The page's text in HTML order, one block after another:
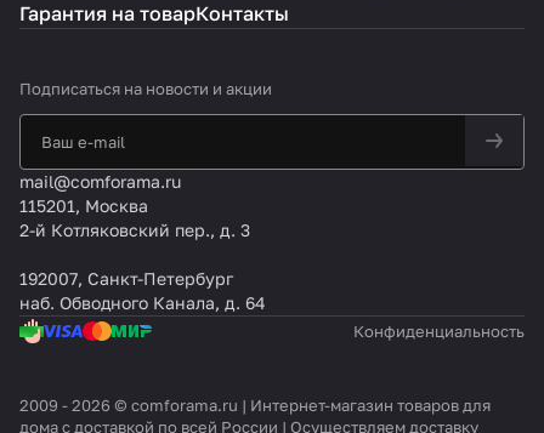
Гарантия на товарКонтакты
Подписаться на новости и акции
mail@comforama.ru
115201, Москва
2-й Котляковский пер., д. 3
192007, Санкт-Петербург
наб. Обводного Канала, д. 64
Конфиденциальность
2009 - 2026 © comforama.ru | Интернет-магазин товаров для
дома с доставкой по всей России | Осуществляем доставку